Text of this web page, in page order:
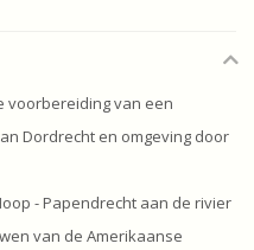
voorbereiding van een
Dordrecht en omgeving door
- Papendrecht aan de rivier
van de Amerikaanse